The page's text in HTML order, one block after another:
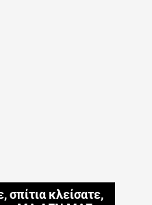
σπίτια κλείσατε,